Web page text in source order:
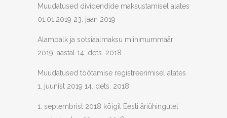
Muudatused dividendide maksustamisel alates
01.01.2019 23. jaan 2019
Alampalk ja sotsiaalmaksu miinimummäär
2019. aastal 14. dets. 2018
Muudatused töötamise registreerimisel alates
1. juunist 2019 14. dets. 2018
1. septembrist 2018 kõigil Eesti äriühingutel